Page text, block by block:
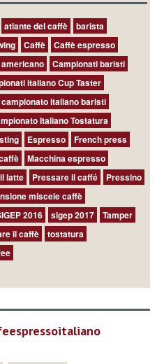
atlante del caffè
barista
Caffè
Caffè espresso
Campionati baristi
italiano Cup Taster
campionato italiano baristi
Italiano Tostatura
Espresso
French press
Macchina espresso
latte Pressare il caffé
Pressino
miscele caffè
2016 sigep 2017
Tamper
il caffè
tostatura